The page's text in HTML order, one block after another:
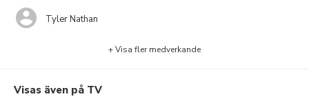
Tyler Nathan
+ Visa fler medverkande
Visas även på TV